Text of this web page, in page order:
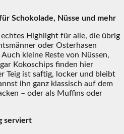
Schokolade, Nüsse und mehr
Highlight für alle, die übrig
oder Osterhasen
kleine Reste von Nüssen,
Kokoschips finden hier
Teig ist saftig, locker und bleibt
ihn ganz klassisch auf dem
– oder als Muffins oder
serviert